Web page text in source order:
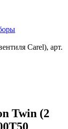
Carel), арт.
Twin (2